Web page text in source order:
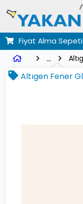
Fiyat Alma Sepeti
...
Altıgen Fener